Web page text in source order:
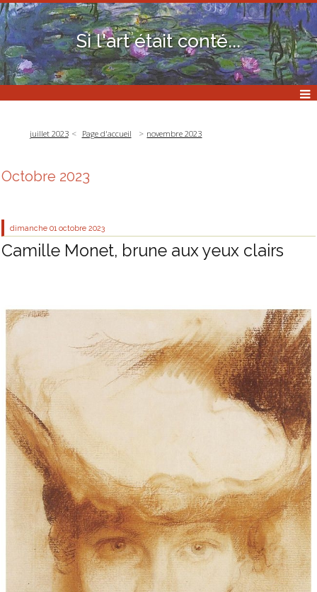
Si l'art était conté...
juillet 2023 Page d'accueil novembre 2023
Octobre 2023
dimanche 01 octobre 2023
Camille Monet, brune aux yeux clairs